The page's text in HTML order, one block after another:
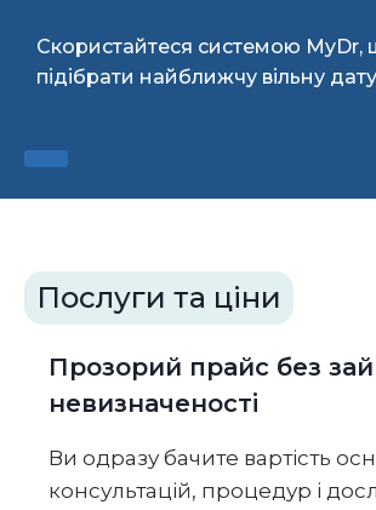
Скористайтеся системою MyDr,
підібрати найближчу вільну
Послуги та ціни
Прозорий прайс без
невизначеності
Ви одразу бачите вартість
консультацій, процедур і